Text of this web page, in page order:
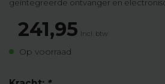
geïntegreerde ontvanger en
241,95 Incl. btw
Op voorraad